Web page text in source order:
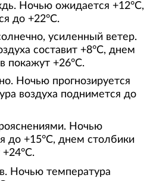
Ночью ожидается +12°С,
до +22°С.
усиленный ветер.
составит +8°С, днем
покажут +26°С.
Ночью прогнозируется
воздуха поднимется до
Ночью
до +15°С, днем столбики
Ночью температура